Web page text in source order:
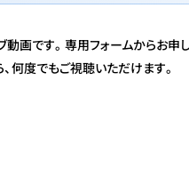
画です。専用フォームからお申
何度でもご視聴いただけます。